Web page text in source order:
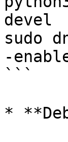
devel
sudo
-
```
*